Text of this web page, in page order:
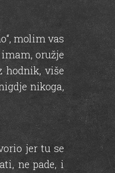
molim vas
oružje
hodnik, više
nikoga,
jer tu se
ne pade, i